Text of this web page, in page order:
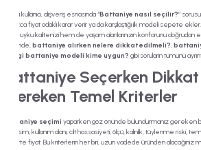
Çoğu kullanıcı, alışveriş esnasında “Battaniye nasıl seçilir?”
yalnızca fiyat odaklı karar verir ya da karşılaştığı ilk modeli sepete
hem uyku kalitenizi hem de yaşam alanlarınızın konforunu doğrudan
bölümde,battaniye alırken nelere dikkat edilmeli?,
hangi battaniye modeli kime uygun? gibi soruların tümünü
Battaniye Seçerken
Gereken Temel Kriterler
Battaniye seçimi yaparken göz önünde bulundurmanız gereken
mevsim, kullanım alanı, cilt hassasiyeti, ölçü, kalınlık, tüylenme riski,
elbette fiyat. Bu kriterlerin her biri, uzun vadede üründen